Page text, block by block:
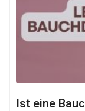
Ist eine